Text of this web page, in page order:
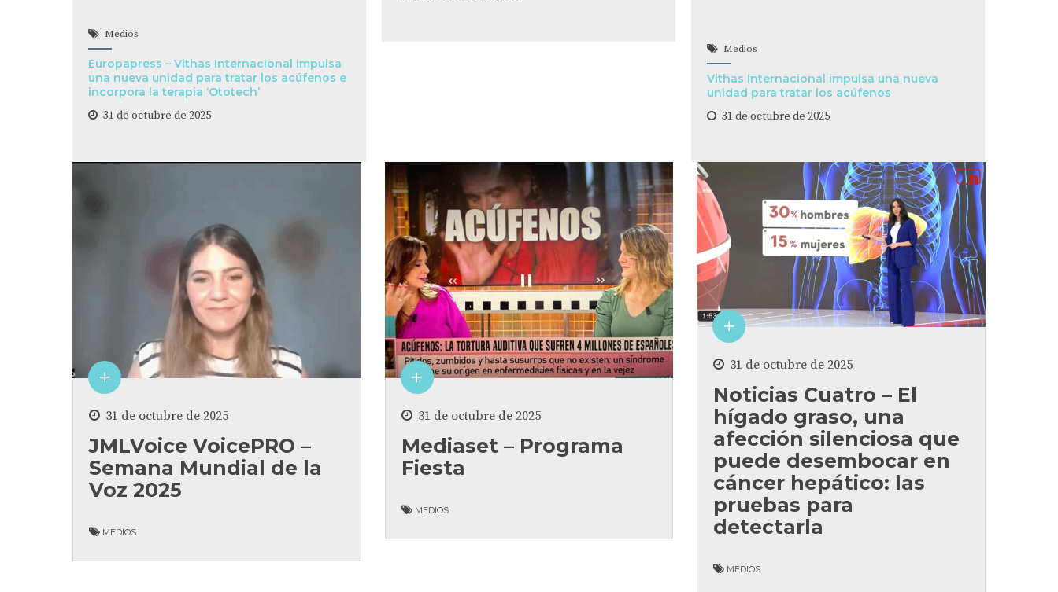
Medios
Europapress – Vithas Internacional impulsa
una nueva unidad para tratar los acúfenos e
incorpora la terapia ‘Ototech’
31 de octubre de 2025
Medios
Vithas Internacional impulsa una nueva
unidad para tratar los acúfenos
31 de octubre de 2025
31 de octubre de 2025
JMLVoice VoicePRO –
Semana Mundial de la
Voz 2025
MEDIOS
31 de octubre de 2025
Mediaset – Programa
Fiesta
MEDIOS
31 de octubre de 2025
Noticias Cuatro – El
hígado graso, una
afección silenciosa que
puede desembocar en
cáncer hepático: las
pruebas para
detectarla
MEDIOS